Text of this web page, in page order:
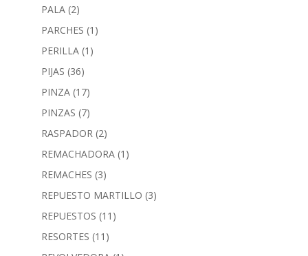
PALA (2)
PARCHES (1)
PERILLA (1)
PIJAS (36)
PINZA (17)
PINZAS (7)
RASPADOR (2)
REMACHADORA (1)
REMACHES (3)
REPUESTO MARTILLO (3)
REPUESTOS (11)
RESORTES (11)